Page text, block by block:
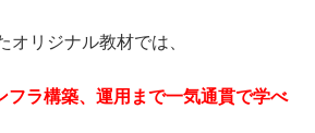
オリジナル教材では、
フラ構築、運用まで一気通貫で学べ